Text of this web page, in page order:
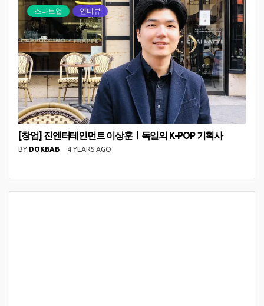
스타트업 인터뷰
[창업] 진엔터테인먼트 이상훈ㅣ독일의 K-POP 기획사
BY DOKBAB 4 YEARS AGO